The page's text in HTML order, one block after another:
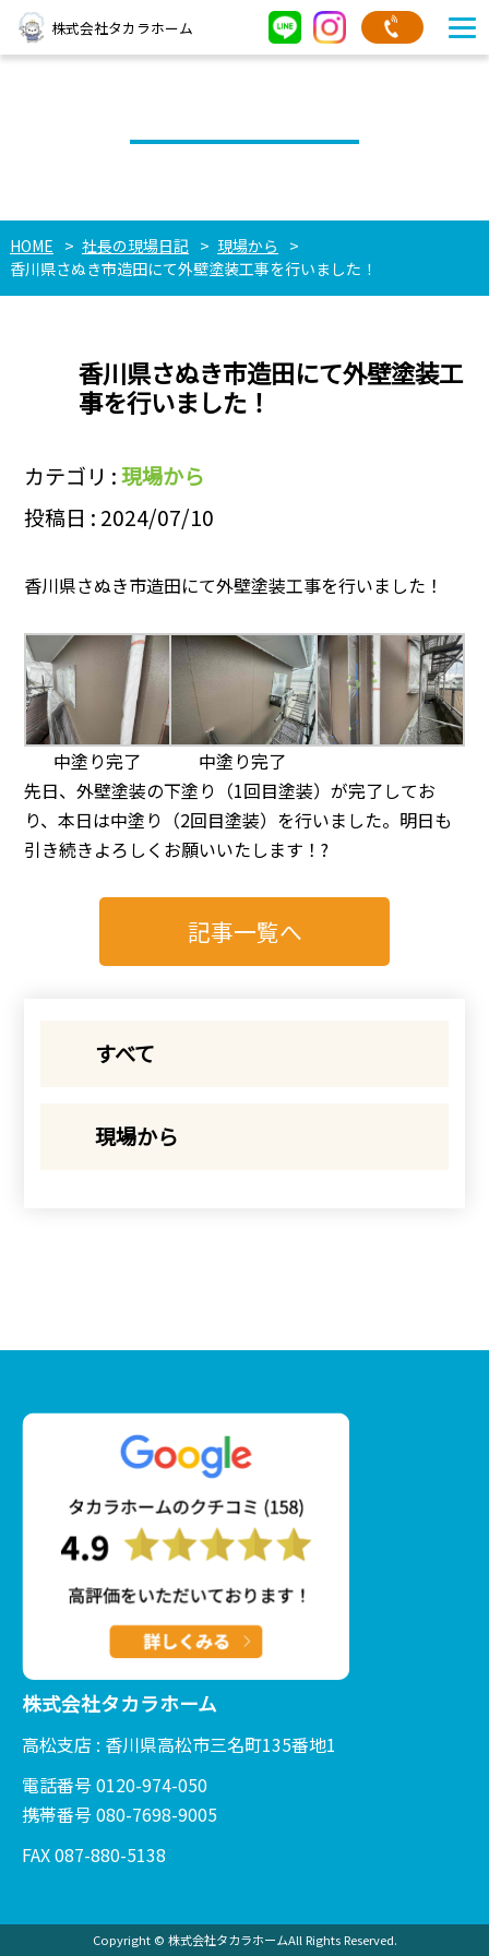
株式会社タカラホーム
HOME 社長の現場日記
現場から
香川県さぬき市造田にて外壁塗装工事を行いました！
香川県さぬき市造田にて外壁塗装工
事を行いました！
カテゴリ :現場から
投稿日 : 2024/07/10
香川県さぬき市造田にて外壁塗装工事を行いました！
中塗り完了
中塗り完了
先日、外壁塗装の下塗り（1回目塗装）が完了してお
り、本日は中塗り（2回目塗装）を行いました。明日も
引き続きよろしくお願いいたします！?
記事一覧へ
すべて
現場から
株式会社タカラホーム
高松支店 : 香川県高松市三名町135番地1
電話番号 0120-974-050
携帯番号 080-7698-9005
FAX 087-880-5138
Copyright © 株式会社タカラホームAll Rights Reserved.